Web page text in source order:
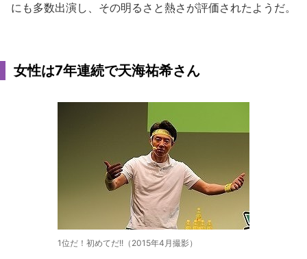
にも多数出演し、その明るさと熱さが評価されたようだ。
女性は7年連続で天海祐希さん
1位だ！初めてだ!!（2015年4月撮影）